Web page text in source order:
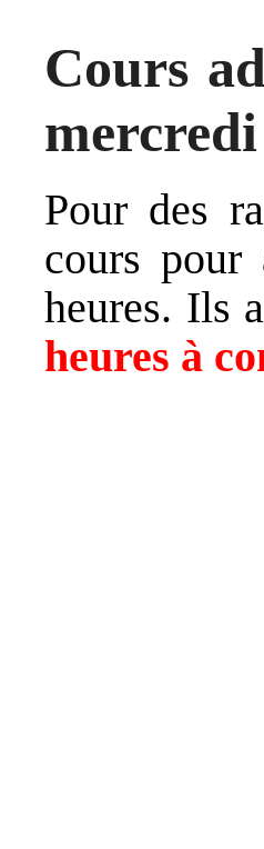
Cours
Pour des
cours pour
heures. Ils
heures à